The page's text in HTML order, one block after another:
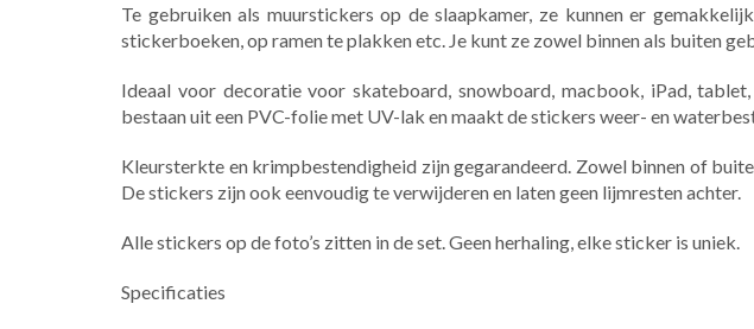
Te gebruiken als muurstickers op de slaapkamer, ze kunnen er
stickerboeken, op ramen te plakken etc. Je kunt ze zowel binnen als buiten
Ideaal voor decoratie voor skateboard, snowboard, macbook, iPad,
bestaan uit een PVC-folie met UV-lak en maakt de stickers weer- en
Kleursterkte en krimpbestendigheid zijn gegarandeerd. Zowel binnen of
De stickers zijn ook eenvoudig te verwijderen en laten geen lijmresten achter.
Alle stickers op de foto’s zitten in de set. ​Geen herhaling, elke sticker is uniek.
Specificaties